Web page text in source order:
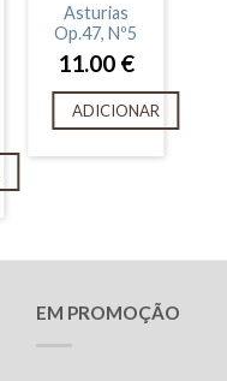
Asturias
Op.47, Nº5
11.00 €
ADICIONAR
EM PROMOÇÃO